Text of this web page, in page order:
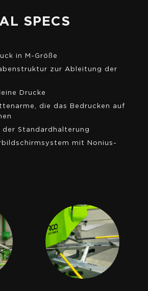
SPECS
in M-Größe
zur Ableitung der
Drucke
die das Bedrucken auf
Standardhalterung
mit Nonius-